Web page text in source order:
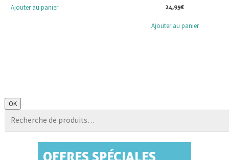
Ajouter au panier 24,95€
Ajouter au panier
Recherche
pour :
OK
OFFRES SPÉCIALES